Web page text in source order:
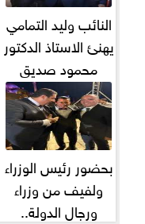
النائب وليد التمامي
يهنئ الاستاذ الدكتور
محمود صديق
تكليفة قائم باعمال
...
بحضور رئيس الوزراء
ولفيف من وزراء
ورجال الدولة..